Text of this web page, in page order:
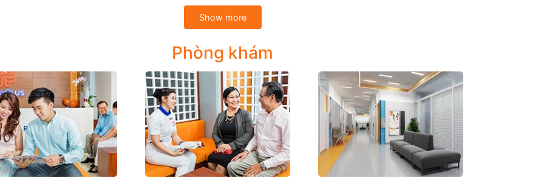
xét nghiệm, các hoạt động xét nghiệm đều tuân thủ nghiêm ngặt bằng Quy trình nội kiểm, ngoại kiểm tra chất lượng,
xét nghiệm sinh hóa (biochemistry tests): Tất cả các chỉ số sinh hóa trong máu
ấn ung thư (tumor marker)
dịch (immunology): các xét nghiệm miễn dịch về hormon (hormone tests), chất chỉ dấu ung thư, chất chuyển hóa, tim
tiểu và thuốc trong nước tiểu (urine drugs)
học phân tử (molecular biology)
sinh (microbiology): các marker viêm gan siêu vi B, C…
Show more
Phòng khám